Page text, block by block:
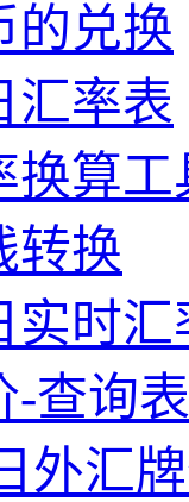
的兑换
汇率表
换算
转换
实时汇
-查询
外汇